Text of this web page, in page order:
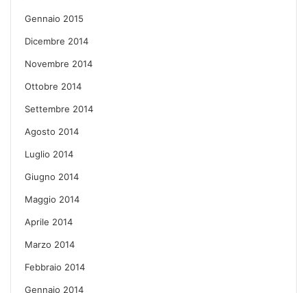
Gennaio 2015
Dicembre 2014
Novembre 2014
Ottobre 2014
Settembre 2014
Agosto 2014
Luglio 2014
Giugno 2014
Maggio 2014
Aprile 2014
Marzo 2014
Febbraio 2014
Gennaio 2014